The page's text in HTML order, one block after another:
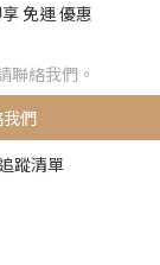
免運 優惠
聯絡我們。
們
蹤清單